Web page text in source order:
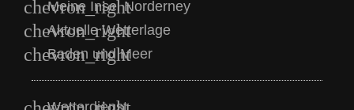
Meine Insel Norderney
Aktuelle Wetterlage
Baden und Meer
Wetterdienst